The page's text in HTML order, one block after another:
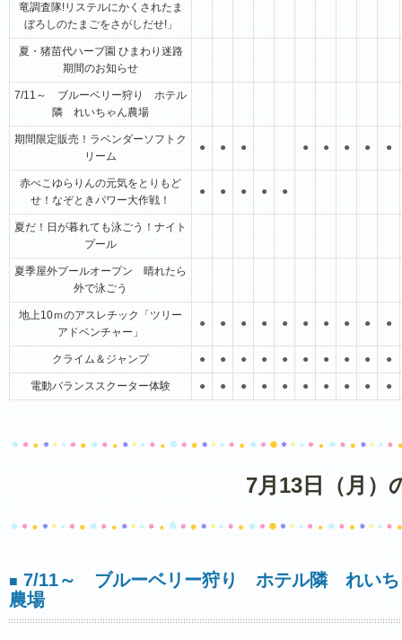
竜調査隊!リステルにかくされたま
ぼろしのたまごをさがしだせ!」
夏・猪苗代ハーブ園 ひまわり迷路
期間のお知らせ
7/11～ ブルーベリー狩り ホテル
隣 れいちゃん農場
期間限定販売！ラベンダーソフトク
リーム
● ● ● ● ● ● ● ●
赤べこゆらりんの元気をとりもど
せ！なぞときパワー大作戦！
● ● ● ● ●
夏だ！日が暮れても泳ごう！ナイト
プール
夏季屋外プールオープン 晴れたら
外で泳ごう
地上10ｍのアスレチック「ツリー
アドベンチャー」
● ● ● ● ● ● ● ● ● ●
クライム＆ジャンプ ● ● ● ● ● ● ● ● ● ●
電動バランススクーター体験 ● ● ● ● ● ● ● ● ● ●
7月13日（月）
■ 7/11～ ブルーベリー狩り ホテル隣 れいち
農場